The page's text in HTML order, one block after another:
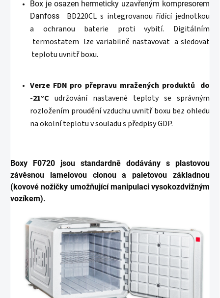
Box je osazen hermeticky uzavřeným kompresorem
Danfoss BD220CL s integrovanou řídící jednotkou
a ochranou baterie proti vybití. Digitálním
termostatem lze variabilně nastavovat a sledovat
teplotu uvnitř boxu.
Verze FDN pro přepravu mražených produktů do
-21°C udržování nastavené teploty se správným
rozložením proudění vzduchu uvnitř boxu bez ohledu
na okolní teplotu v souladu s předpisy GDP.
Boxy F0720 jsou standardně dodávány s plastovou
závěsnou lamelovou clonou a paletovou základnou
(kovové nožičky umožňující manipulaci vysokozdvižným
vozíkem).